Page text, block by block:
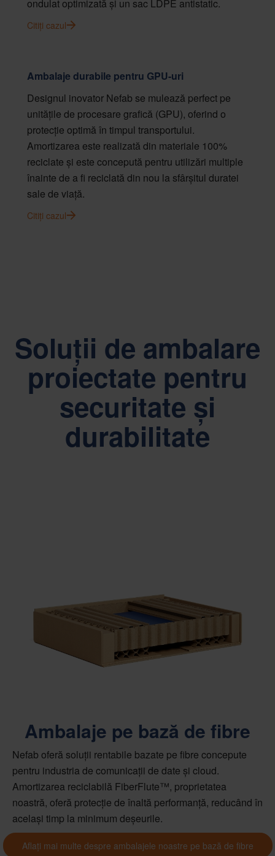
ondulat optimizată și un sac LDPE antistatic.
Citiți cazul
Ambalaje durabile pentru GPU-uri
Designul inovator Nefab se mulează perfect pe
unitățile de procesare grafică (GPU), oferind o
protecție optimă în timpul transportului.
Amortizarea este realizată din materiale 100%
reciclate și este concepută pentru utilizări multiple
înainte de a fi reciclată din nou la sfârșitul duratei
sale de viață.
Citiți cazul
Soluții de ambalare
proiectate pentru
securitate și
durabilitate
Ambalaje pe bază de fibre
Nefab oferă soluții rentabile bazate pe fibre concepute
pentru industria de comunicații de date și cloud.
Amortizarea reciclabilă FiberFlute™, proprietatea
noastră, oferă protecție de înaltă performanță, reducând în
același timp la minimum deșeurile.
Aflați mai multe despre ambalajele noastre pe bază de fibre